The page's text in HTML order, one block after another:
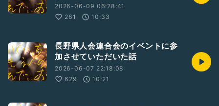
2026-06-09 06:28:41
261
10:33
長野県人会連合会のイベントに参
加させていただいた話
2026-06-07 22:18:08
629
10:21